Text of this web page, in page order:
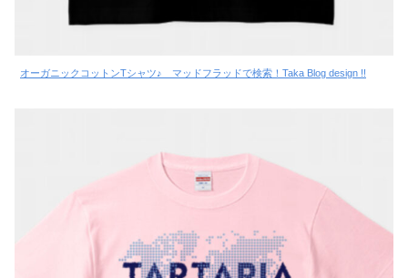
オーガニックコットンTシャツ♪ マッドフラッドで検索！Taka Blog design !!